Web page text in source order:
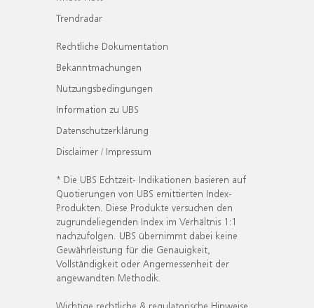
Trendradar
Rechtliche Dokumentation
Bekanntmachungen
Nutzungsbedingungen
Information zu UBS
Datenschutzerklärung
Disclaimer / Impressum
* Die UBS Echtzeit- Indikationen basieren auf
Quotierungen von UBS emittierten Index-
Produkten. Diese Produkte versuchen den
zugrundeliegenden Index im Verhältnis 1:1
nachzufolgen. UBS übernimmt dabei keine
Gewährleistung für die Genauigkeit,
Vollständigkeit oder Angemessenheit der
angewandten Methodik.